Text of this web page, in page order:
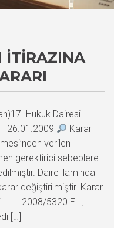
İTIRAZINA
Hukuk Dairesi
Karar
verilen
gerektirici sebeplere
Daire ilamında
değiştirilmiştir. Karar
2008/5320 E. ,
[…]